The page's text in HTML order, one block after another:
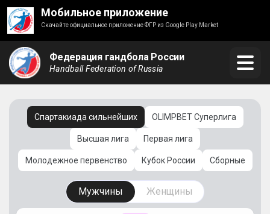
Мобильное приложение
Скачайте официальное приложение ФГР из Google Play Market
Федерация гандбола России
Handball Federation of Russia
Спартакиада сильнейших OLIMPBET Суперлига
Высшая лига Первая лига
Молодежное первенство Кубок России Сборные
Мужчины Женщины